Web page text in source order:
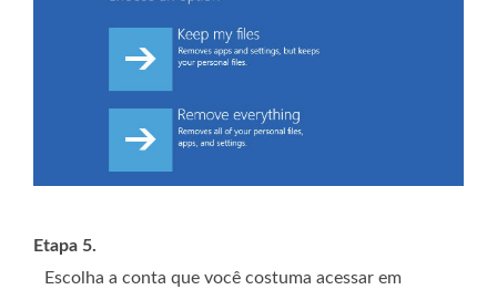
Etapa 5.
Escolha a conta que você costuma acessar em